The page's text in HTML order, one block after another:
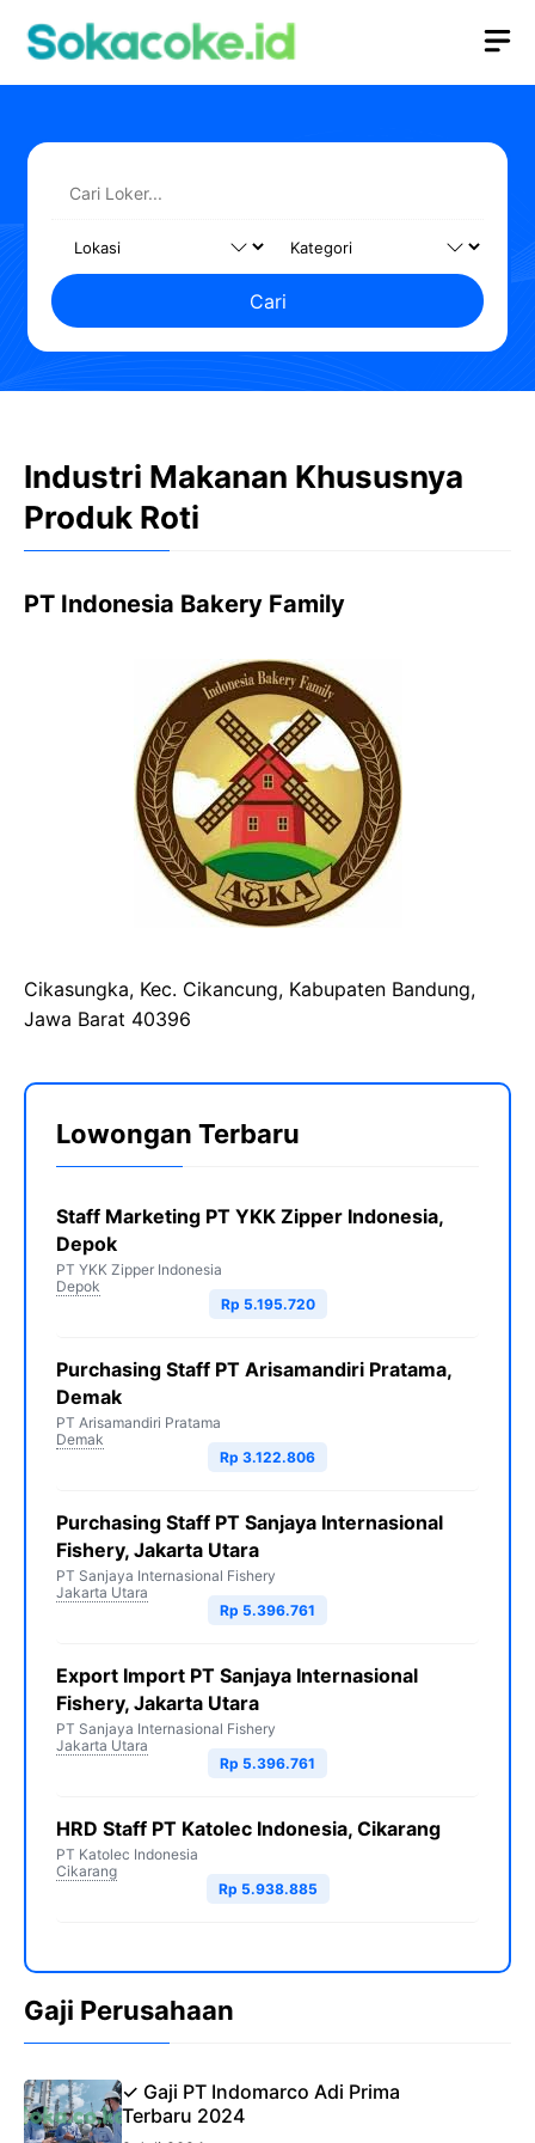
Cari
Industri Makanan Khususnya
Produk Roti
PT Indonesia Bakery Family
Cikasungka, Kec. Cikancung, Kabupaten Bandung,
Jawa Barat 40396
Lowongan Terbaru
Staff Marketing PT YKK Zipper Indonesia,
Depok
PT YKK Zipper Indonesia
Depok
Rp 5.195.720
Purchasing Staff PT Arisamandiri Pratama,
Demak
PT Arisamandiri Pratama
Demak
Rp 3.122.806
Purchasing Staff PT Sanjaya Internasional
Fishery, Jakarta Utara
PT Sanjaya Internasional Fishery
Jakarta Utara
Rp 5.396.761
Export Import PT Sanjaya Internasional
Fishery, Jakarta Utara
PT Sanjaya Internasional Fishery
Jakarta Utara
Rp 5.396.761
HRD Staff PT Katolec Indonesia, Cikarang
PT Katolec Indonesia
Cikarang
Rp 5.938.885
Gaji Perusahaan
✓ Gaji PT Indomarco Adi Prima
Terbaru 2024